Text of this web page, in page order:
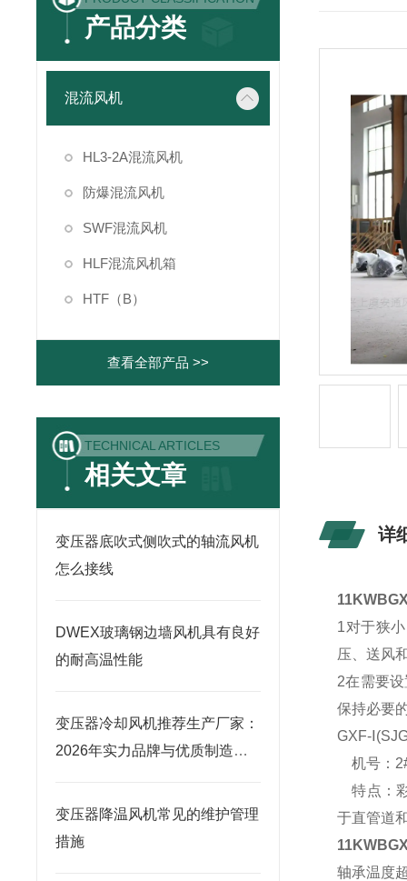
产品分类
混流风机
HL3-2A混流风机
防爆混流风机
SWF混流风机
HLF混流风机箱
HTF（B）
查看全部产品 >>
TECHNICAL ARTICLES
相关文章
变压器底吹式侧吹式的轴流风机
怎么接线
DWEX玻璃钢边墙风机具有良好
的耐高温性能
变压器冷却风机推荐生产厂家：
2026年实力品牌与优质制造商
变压器降温风机常见的维护管理
措施
详
1对于狭
压、送风
2在需要
保持必要
GXF-
机号：
特点：
于直管道
轴承温度